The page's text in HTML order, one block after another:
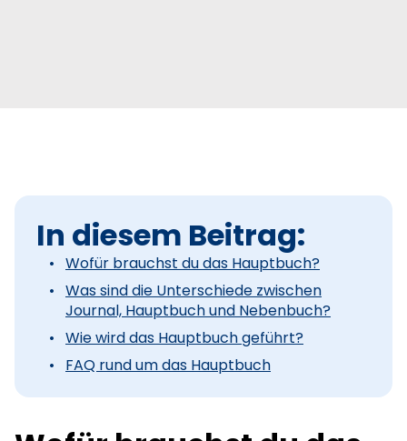
In diesem Beitrag:
Wofür brauchst du das Hauptbuch?
Was sind die Unterschiede zwischen
Journal, Hauptbuch und Nebenbuch?
Wie wird das Hauptbuch geführt?
FAQ rund um das Hauptbuch